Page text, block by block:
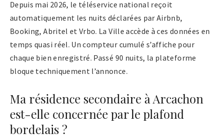
Depuis mai 2026, le téléservice national reçoit
automatiquement les nuits déclarées par Airbnb,
Booking, Abritel et Vrbo. La Ville accède à ces données en
temps quasi réel. Un compteur cumulé s’affiche pour
chaque bien enregistré. Passé 90 nuits, la plateforme
bloque techniquement l’annonce.
Ma résidence secondaire à Arcachon
est-elle concernée par le plafond
bordelais ?